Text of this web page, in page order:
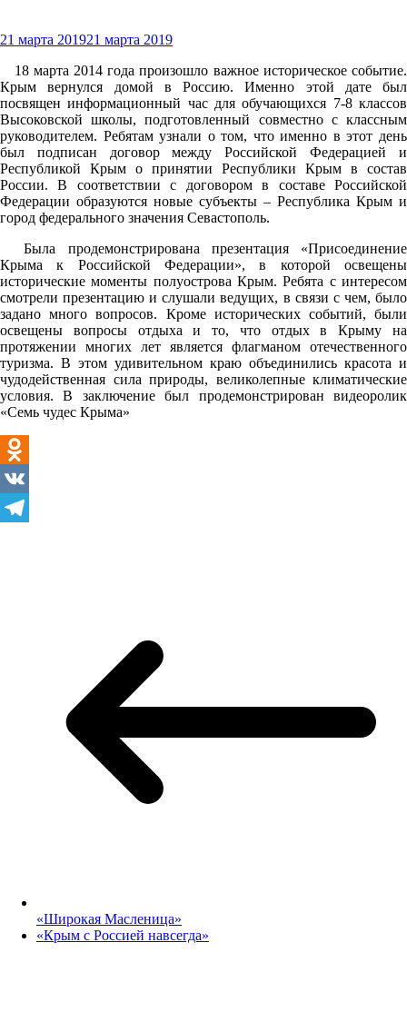
21 марта 201921 марта 2019
18 марта 2014 года произошло важное историческое событие.
Крым вернулся домой в Россию. Именно этой дате был
посвящен информационный час для обучающихся 7-8 классов
Высоковской школы, подготовленный совместно с классным
руководителем. Ребятам узнали о том, что именно в этот день
был подписан договор между Российской Федерацией и
Республикой Крым о принятии Республики Крым в состав
России. В соответствии с договором в составе Российской
Федерации образуются новые субъекты – Республика Крым и
город федерального значения Севастополь.
Была продемонстрирована презентация «Присоединение
Крыма к Российской Федерации», в которой освещены
исторические моменты полуострова Крым. Ребята с интересом
смотрели презентацию и слушали ведущих, в связи с чем, было
задано много вопросов. Кроме исторических событий, были
освещены вопросы отдыха и то, что отдых в Крыму на
протяжении многих лет является флагманом отечественного
туризма. В этом удивительном краю объединились красота и
чудодейственная сила природы, великолепные климатические
условия. В заключение был продемонстрирован видеоролик
«Семь чудес Крыма»
Odnoklassniki
VK
«Широкая Масленица»
«Крым с Россией навсегда»